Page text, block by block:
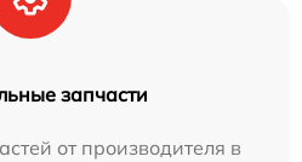
запчасти
от производителя в